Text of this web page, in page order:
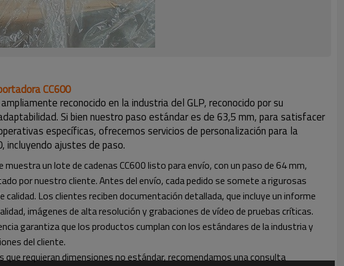
CC600
reconocido en la industria del GLP, reconocido por su
Si bien nuestro paso estándar es de 63,5 mm, para satisfacer
específicas, ofrecemos servicios de personalización para la
incluyendo ajustes de paso.
muestra un lote de cadenas CC600 listo para envío, con un paso de 64 mm,
por nuestro cliente. Antes del envío, cada pedido se somete a rigurosas
calidad. Los clientes reciben documentación detallada, que incluye un informe
imágenes de alta resolución y grabaciones de vídeo de pruebas críticas.
garantiza que los productos cumplan con los estándares de la industria y
del cliente.
que requieran dimensiones no estándar, recomendamos una consulta